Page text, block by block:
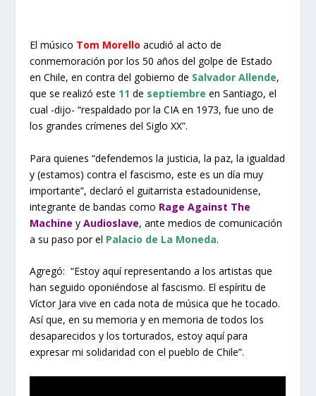
El músico Tom Morello acudió al acto de
conmemoración por los 50 años del golpe de Estado
en Chile, en contra del gobierno de Salvador Allende,
que se realizó este 11 de septiembre en Santiago, el
cual -dijo- “respaldado por la CIA en 1973, fue uno de
los grandes crímenes del Siglo XX”.
Para quienes “defendemos la justicia, la paz, la igualdad
y (estamos) contra el fascismo, este es un día muy
importante”, declaró el guitarrista estadounidense,
integrante de bandas como Rage Against The
Machine y Audioslave, ante medios de comunicación
a su paso por el Palacio de La Moneda.
Agregó: “Estoy aquí representando a los artistas que
han seguido oponiéndose al fascismo. El espíritu de
Víctor Jara vive en cada nota de música que he tocado.
Así que, en su memoria y en memoria de todos los
desaparecidos y los torturados, estoy aquí para
expresar mi solidaridad con el pueblo de Chile”.